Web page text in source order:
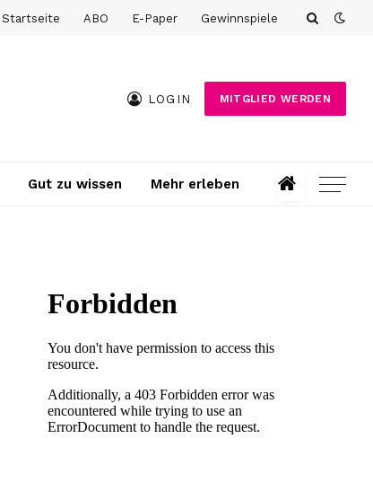
Startseite ABO E-Paper Gewinnspiele
LOGIN MITGLIED WERDEN
Gut zu wissen Mehr erleben